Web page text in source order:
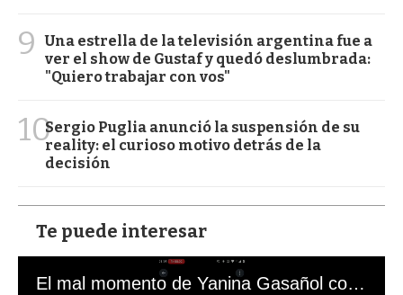
9
Una estrella de la televisión argentina fue a
ver el show de Gustaf y quedó deslumbrada:
"Quiero trabajar con vos"
10Sergio Puglia anunció la suspensión de su
reality: el curioso motivo detrás de la
decisión
Te puede interesar
El mal momento de Yanina Gasañol con un hincha argentino en "Subrayado"